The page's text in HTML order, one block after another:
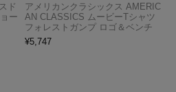
ド
ー
アメリカンクラシックス AMERIC
AN CLASSICS ムービーTシャツ
フォレストガンプ ロゴ＆ベンチ
¥5,747